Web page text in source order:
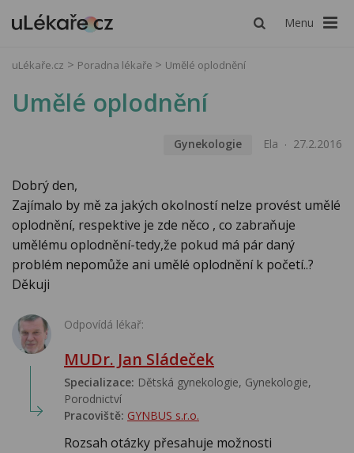
Menu
uLékaře.cz Poradna lékaře Umělé oplodnění
Umělé oplodnění
Gynekologie Ela 27.2.2016
Dobrý den,
Zajímalo by mě za jakých okolností nelze provést umělé
oplodnění, respektive je zde něco , co zabraňuje
umělému oplodnění-tedy,že pokud má pár daný
problém nepomůže ani umělé oplodnění k početí..?
Děkuji
Odpovídá lékař:
MUDr. Jan Sládeček
Specializace: Dětská gynekologie, Gynekologie,
Porodnictví
Pracoviště: GYNBUS s.r.o.
Rozsah otázky přesahuje možnosti